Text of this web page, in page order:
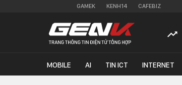
GAMEK KENH14 CAFEBIZ
MOBILE AI TIN ICT INTERNET